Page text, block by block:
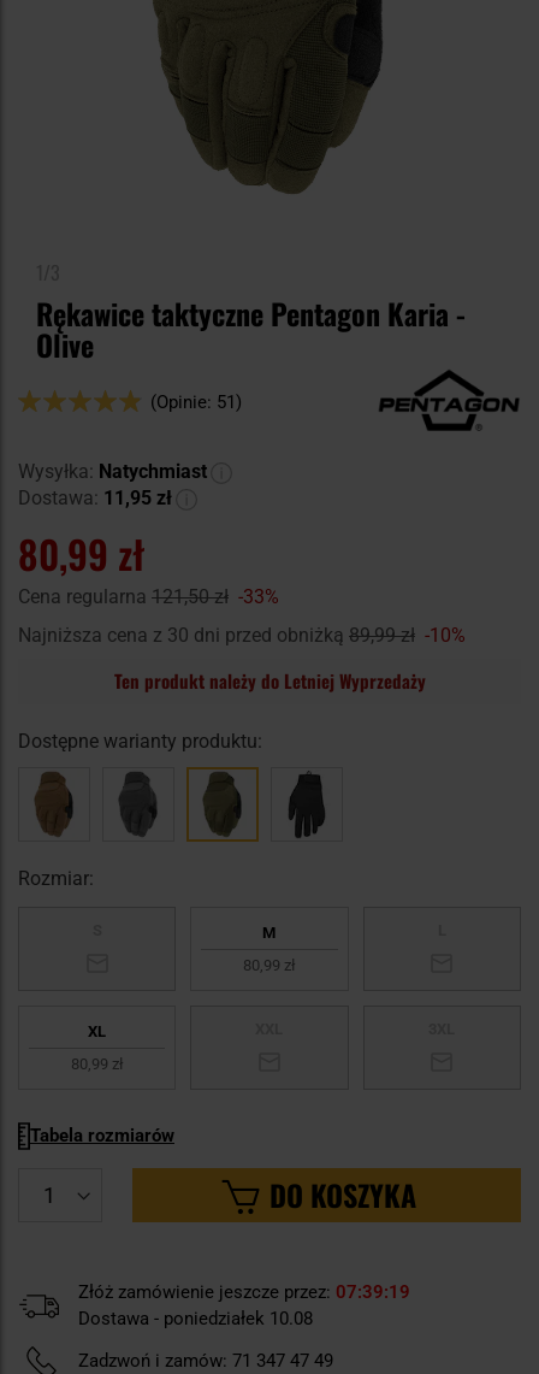
Rękawice taktyczne Pentagon Karia -
Olive
Ocena:
(Opinie: 51)
Wysyłka: Natychmiast
Dostawa: 11,95 zł
80,99 zł
Cena regularna 121,50 zł -33%
Najniższa cena z 30 dni przed obniżką 89,99 zł -10%
Ten produkt należy do Letniej Wyprzedaży
Dostępne warianty produktu:
Rozmiar:
M
80,99 zł
XL
80,99 zł
Tabela rozmiarów
DO KOSZYKA
Złóż zamówienie jeszcze przez: 07 39 18
Dostawa - poniedziałek 10.08
Zadzwoń i zamów: 71 347 47 49